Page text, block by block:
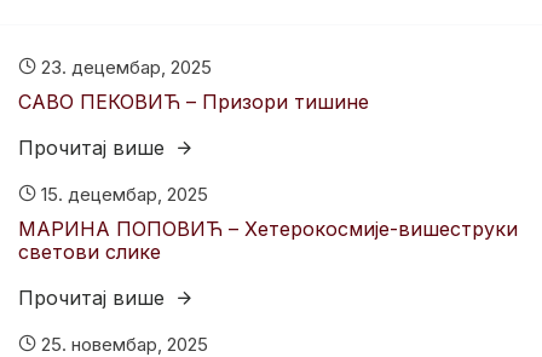
23. децембар, 2025
САВО ПЕКОВИЋ – Призори тишине
Прочитај више
15. децембар, 2025
МАРИНА ПОПОВИЋ – Хетерокосмије-вишеструки
светови слике
Прочитај више
25. новембар, 2025